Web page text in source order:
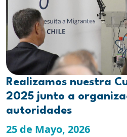
Realizamos nuestra
2025 junto a
autoridades
25 de Mayo, 2026